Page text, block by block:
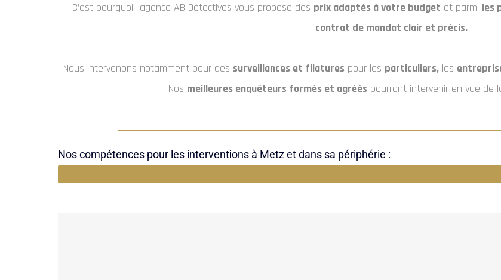
C’est pourquoi l’agence AB Détectives vous propose des prix adaptés à votre budget et parmi les
contrat de mandat clair et précis.
Nous intervenons notamment pour des surveillances et filatures pour les particuliers, les
Nos meilleures enquêteurs formés et agrééspourront intervenir en vue de
Nos compétences pour les interventions à Metz et dans sa périphérie :